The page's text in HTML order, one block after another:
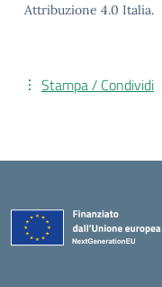
Attribuzione 4.0 Italia.
Stampa / Condividi